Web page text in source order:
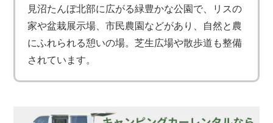
見沼たんぼ北部に広がる緑豊かな公園で、リスの
家や盆栽展示場、市民農園などがあり、自然と農
にふれられる憩いの場。芝生広場や散歩道も整備
されています。